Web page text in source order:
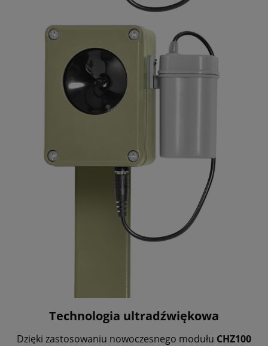
Technologia ultradźwiękowa
Dzięki zastosowaniu nowoczesnego modułu CHZ100